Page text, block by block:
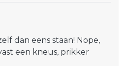
dan eens staan! Nope,
een kneus, prikker